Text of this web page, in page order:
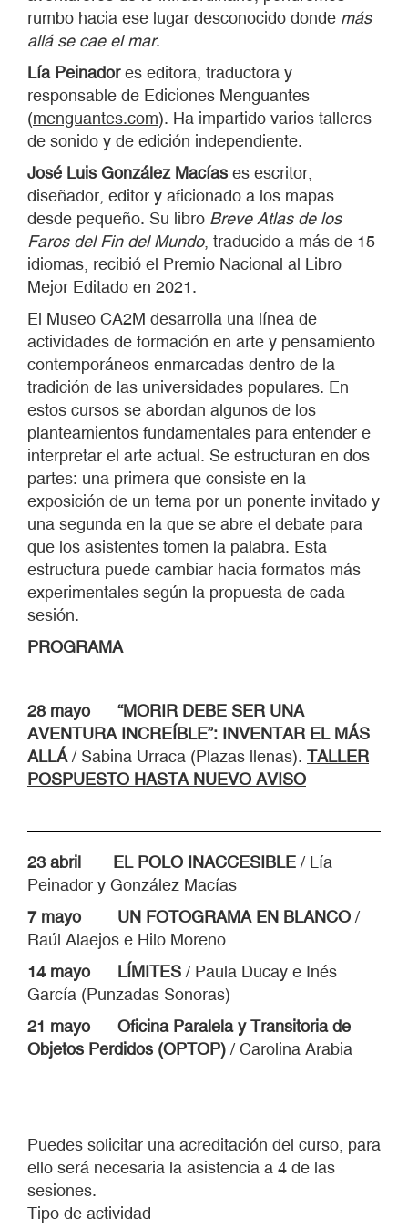
rumbo hacia ese lugar desconocido donde más
allá se cae el mar.
Lía Peinadores editora, traductora y
responsable de Ediciones Menguantes
(menguantes.com). Ha impartido varios talleres
de sonido y de edición independiente.
José Luis González Macías es escritor,
diseñador, editor y aficionado a los mapas
desde pequeño. Su libro Breve Atlas de los
Faros del Fin del Mundo, traducido a más de 15
idiomas, recibió el Premio Nacional al Libro
Mejor Editado en 2021.
El Museo CA2M desarrolla una línea de
actividades de formación en arte y pensamiento
contemporáneos enmarcadas dentro de la
tradición de las universidades populares. En
estos cursos se abordan algunos de los
planteamientos fundamentales para entender e
interpretar el arte actual. Se estructuran en dos
partes: una primera que consiste en la
exposición de un tema por un ponente invitado y
una segunda en la que se abre el debate para
que los asistentes tomen la palabra. Esta
estructura puede cambiar hacia formatos más
experimentales según la propuesta de cada
sesión.
PROGRAMA
28 mayo “MORIR DEBE SER UNA
AVENTURA INCREÍBLE”: INVENTAR EL MÁS
ALLÁ/ Sabina Urraca (Plazas llenas). TALLER
POSPUESTO HASTA NUEVO AVISO
23 abril EL POLO INACCESIBLE/ Lía
Peinador y González Macías
7 mayo
UN FOTOGRAMA EN BLANCO/
Raúl Alaejos e Hilo Moreno
14 mayo
LÍMITES/ Paula Ducay e Inés
García (Punzadas Sonoras)
21 mayo
Oficina Paralela y Transitoria de
Objetos Perdidos (OPTOP)/ Carolina Arabia
Puedes solicitar una acreditación del curso, para
ello será necesaria la asistencia a 4 de las
sesiones.
Tipo de actividad